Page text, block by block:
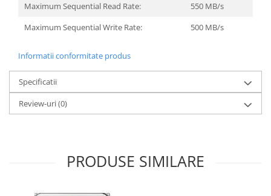
Maximum Sequential Read Rate:
550 MB/s
Maximum Sequential Write Rate:
500 MB/s
Informatii conformitate produs
Specificatii
Review-uri(0)
PRODUSE SIMILARE